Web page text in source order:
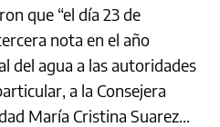
que “el día 23 de
nota en el año
del agua a las autoridades
a la Consejera
María Cristina Suarez...